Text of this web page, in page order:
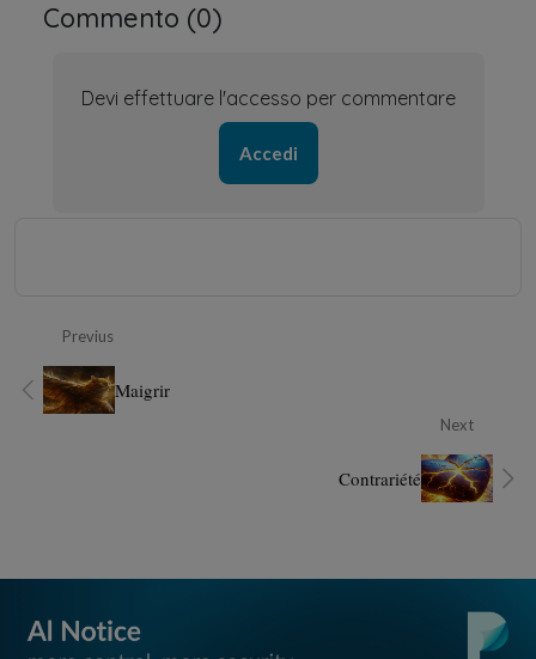
Commento (0)
Devi effettuare l'accesso per commentare
Accedi
Previus
Maigrir
Next
Contrariété